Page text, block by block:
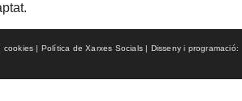
| Política de Xarxes Socials | Disseny i programació: